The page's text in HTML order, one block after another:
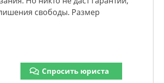
свободы. Размер
Спросить юриста